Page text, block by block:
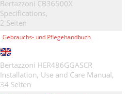
Bertazzoni CB36500X
Specifications,
2 Seiten
Gebrauchs- und Pflegehandbuch
Bertazzoni HER486GGASCR
Installation, Use and Care Manual,
34 Seiten